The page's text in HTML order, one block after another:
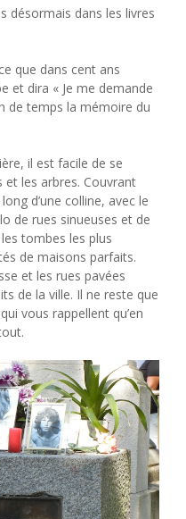
désormais dans les livres
que dans cent ans
et dira « Je me demande
de temps la mémoire du
il est facile de se
les arbres. Couvrant
d’une colline, avec le
de rues sinueuses et de
tombes les plus
de maisons parfaits.
et les rues pavées
de la ville. Il ne reste que
vous rappellent qu’en